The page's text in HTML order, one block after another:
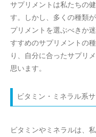
サプリメントは私たちの
す。しかし、多くの種類
プリメントを選ぶべきか
すすめのサプリメントの
り、自分に合ったサプリ
思います。
ビタミン・ミネラル系
ビタミンやミネラルは、